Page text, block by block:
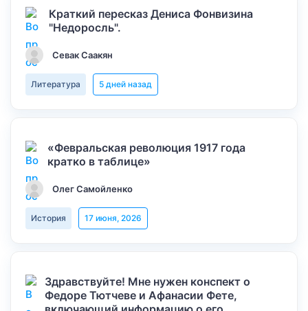
Краткий пересказ Дениса Фонвизина
"Недоросль".
Севак Саакян
Литература 5 дней назад
«Февральская революция 1917 года
кратко в таблице»
Олег Самойленко
История 17 июня, 2026
Здравствуйте! Мне нужен конспект о
Федоре Тютчеве и Афанасии Фете,